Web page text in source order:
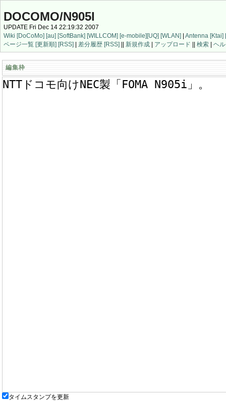
DOCOMO/N905I
UPDATE Fri Dec 14 22:19:32 2007
Wiki [DoCoMo] [au] [SoftBank] [WILLCOM] [e-mobile][UQ] [WLAN] | Antenna [Ktai]
ページ一覧 [更新順] [RSS] | 差分履歴 [RSS] || 新規作成 | アップロード || 検索 | ヘ
編集枠
タイムスタンプを更新